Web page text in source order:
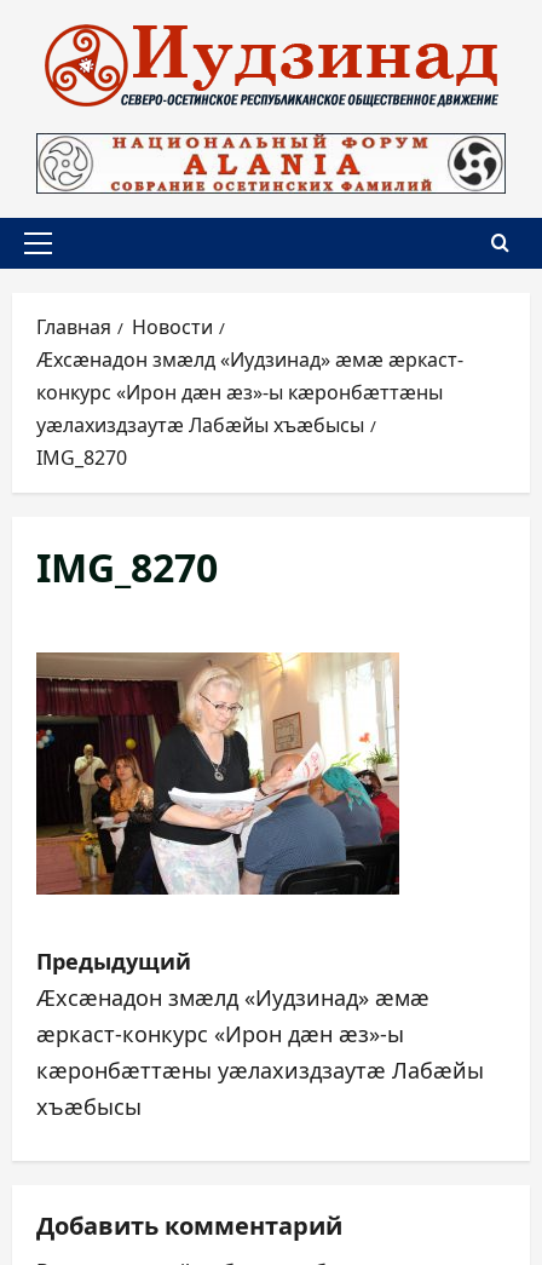
содержимому
Основное
Главная
Новости
Æхсæнадон змæлд «Иудзинад» æмæ æркаст-
конкурс «Ирон дæн æз»-ы кæронбæттæны
уæлахиздзаутæ Лабæйы хъæбысы
IMG_8270
IMG_8270
Н
а
в
и
г
ц
Предыдущий
Æхсæнадон змæлд «Иудзинад» æмæ
æркаст-конкурс «Ирон дæн æз»-ы
кæронбæттæны уæлахиздзаутæ Лабæйы
хъæбысы
Добавить комментарий